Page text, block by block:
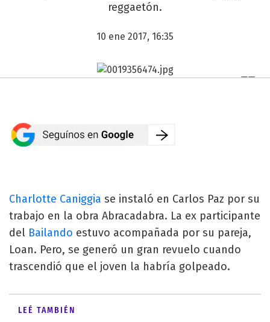
reggaetón.
10 ene 2017, 16:35
Charlotte Caniggia se instaló en Carlos Paz por su
trabajo en la obra Abracadabra. La ex participante
del Bailando estuvo acompañada por su pareja,
Loan. Pero, se generó un gran revuelo cuando
trascendió que el joven la habría golpeado.
LEÉ TAMBIÉN